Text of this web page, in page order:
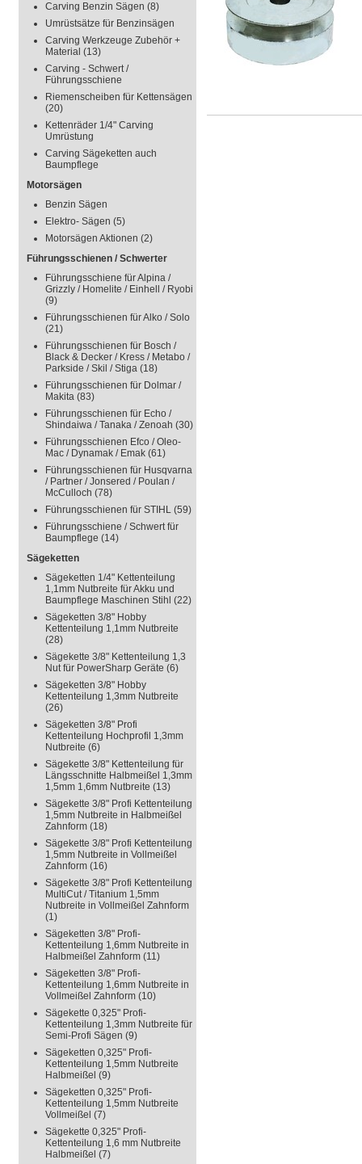
Carving Benzin Sägen (8)
Umrüstsätze für Benzinsägen
Carving Werkzeuge Zubehör +
Material (13)
Carving - Schwert /
Führungsschiene
Riemenscheiben für Kettensägen
(20)
Kettenräder 1/4" Carving
Umrüstung
Carving Sägeketten auch
Baumpflege
Motorsägen
Benzin Sägen
Elektro- Sägen (5)
Motorsägen Aktionen (2)
Führungsschienen / Schwerter
Führungsschiene für Alpina /
Grizzly / Homelite / Einhell / Ryobi
(9)
Führungsschienen für Alko / Solo
(21)
Führungsschienen für Bosch /
Black & Decker / Kress / Metabo /
Parkside / Skil / Stiga (18)
Führungsschienen für Dolmar /
Makita (83)
Führungsschienen für Echo /
Shindaiwa / Tanaka / Zenoah (30)
Führungsschienen Efco / Oleo-
Mac / Dynamak / Emak (61)
Führungsschienen für Husqvarna
/ Partner / Jonsered / Poulan /
McCulloch (78)
Führungsschienen für STIHL (59)
Führungsschiene / Schwert für
Baumpflege (14)
Sägeketten
Sägeketten 1/4" Kettenteilung
1,1mm Nutbreite für Akku und
Baumpflege Maschinen Stihl (22)
Sägeketten 3/8" Hobby
Kettenteilung 1,1mm Nutbreite
(28)
Sägekette 3/8" Kettenteilung 1,3
Nut für PowerSharp Geräte (6)
Sägeketten 3/8" Hobby
Kettenteilung 1,3mm Nutbreite
(26)
Sägeketten 3/8" Profi
Kettenteilung Hochprofil 1,3mm
Nutbreite (6)
Sägekette 3/8" Kettenteilung für
Längsschnitte Halbmeißel 1,3mm
1,5mm 1,6mm Nutbreite (13)
Sägekette 3/8" Profi Kettenteilung
1,5mm Nutbreite in Halbmeißel
Zahnform (18)
Sägekette 3/8" Profi Kettenteilung
1,5mm Nutbreite in Vollmeißel
Zahnform (16)
Sägekette 3/8" Profi Kettenteilung
MultiCut / Titanium 1,5mm
Nutbreite in Vollmeißel Zahnform
(1)
Sägeketten 3/8" Profi-
Kettenteilung 1,6mm Nutbreite in
Halbmeißel Zahnform (11)
Sägeketten 3/8" Profi-
Kettenteilung 1,6mm Nutbreite in
Vollmeißel Zahnform (10)
Sägekette 0,325" Profi-
Kettenteilung 1,3mm Nutbreite für
Semi-Profi Sägen (9)
Sägeketten 0,325" Profi-
Kettenteilung 1,5mm Nutbreite
Halbmeißel (9)
Sägeketten 0,325" Profi-
Kettenteilung 1,5mm Nutbreite
Vollmeißel (7)
Sägekette 0,325" Profi-
Kettenteilung 1,6 mm Nutbreite
Halbmeißel (7)